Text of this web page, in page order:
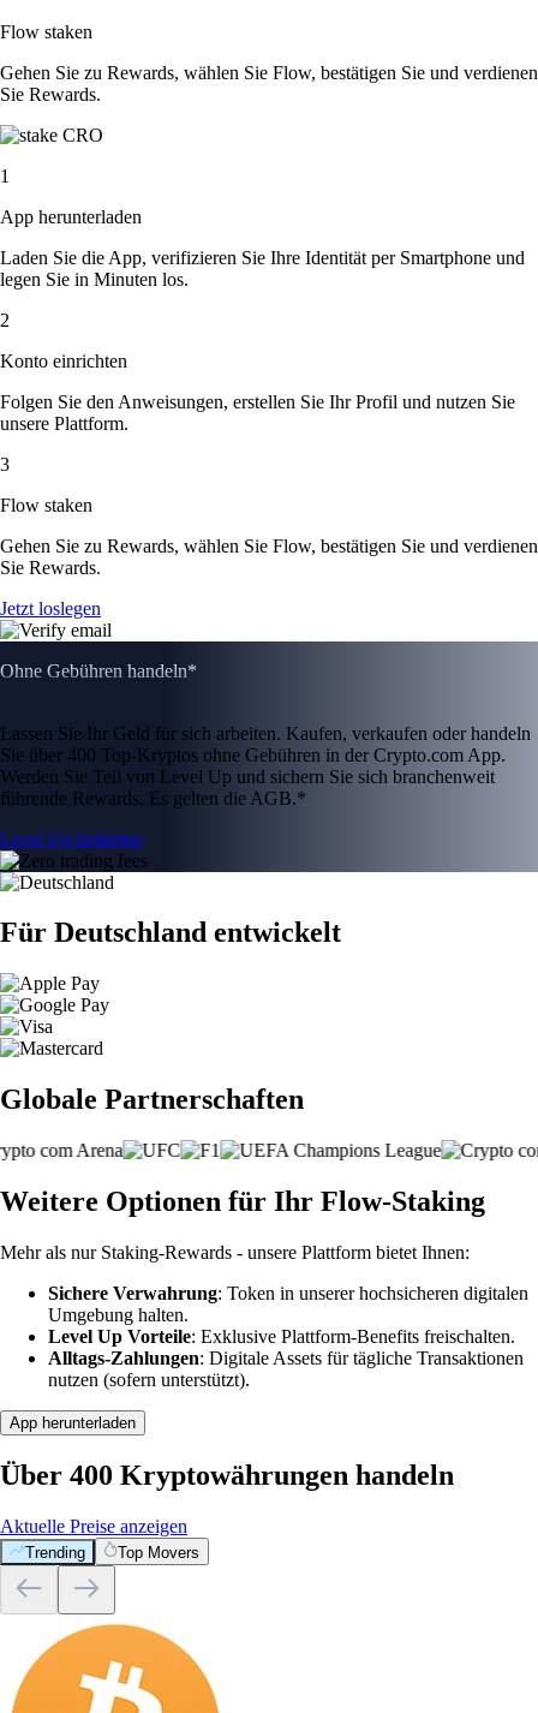
Flow staken
Gehen Sie zu Rewards, wählen Sie Flow, bestätigen Sie und verdienen
Sie Rewards.
1
App herunterladen
Laden Sie die App, verifizieren Sie Ihre Identität per Smartphone und
legen Sie in Minuten los.
2
Konto einrichten
Folgen Sie den Anweisungen, erstellen Sie Ihr Profil und nutzen Sie
unsere Plattform.
3
Flow staken
Gehen Sie zu Rewards, wählen Sie Flow, bestätigen Sie und verdienen
Sie Rewards.
Jetzt loslegen
Ohne Gebühren handeln*
Lassen Sie Ihr Geld für sich arbeiten. Kaufen, verkaufen oder handeln
Sie über 400 Top-Kryptos ohne Gebühren in der Crypto.com App.
Werden Sie Teil von Level Up und sichern Sie sich branchenweit
führende Rewards. Es gelten die AGB.*
Level Up beitreten
Für Deutschland entwickelt
Globale Partnerschaften
Weitere Optionen für Ihr Flow-Staking
Mehr als nur Staking-Rewards - unsere Plattform bietet Ihnen:
Sichere Verwahrung: Token in unserer hochsicheren digitalen
Umgebung halten.
Level Up Vorteile: Exklusive Plattform-Benefits freischalten.
Alltags-Zahlungen: Digitale Assets für tägliche Transaktionen
nutzen (sofern unterstützt).
App herunterladen
Über 400 Kryptowährungen handeln
Aktuelle Preise anzeigen
Trending Top Movers